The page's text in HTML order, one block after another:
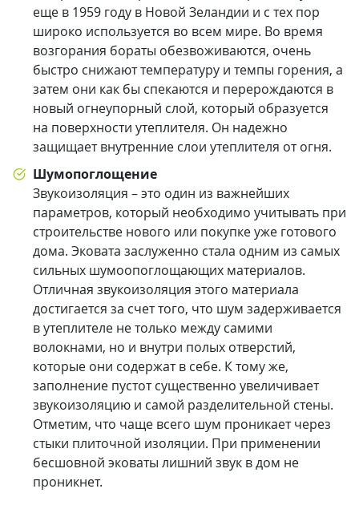
еще в 1959 году в Новой Зеландии и с тех пор
широко используется во всем мире. Во время
возгорания бораты обезвоживаются, очень
быстро снижают температуру и темпы горения, а
затем они как бы спекаются и перерождаются в
новый огнеупорный слой, который образуется
на поверхности утеплителя. Он надежно
защищает внутренние слои утеплителя от огня.
Шумопоглощение
Звукоизоляция – это один из важнейших
параметров, который необходимо учитывать при
строительстве нового или покупке уже готового
дома. Эковата заслуженно стала одним из самых
сильных шумоопоглощающих материалов.
Отличная звукоизоляция этого материала
достигается за счет того, что шум задерживается
в утеплителе не только между самими
волокнами, но и внутри полых отверстий,
которые они содержат в себе. К тому же,
заполнение пустот существенно увеличивает
звукоизоляцию и самой разделительной стены.
Отметим, что чаще всего шум проникает через
стыки плиточной изоляции. При применении
бесшовной эковаты лишний звук в дом не
проникнет.